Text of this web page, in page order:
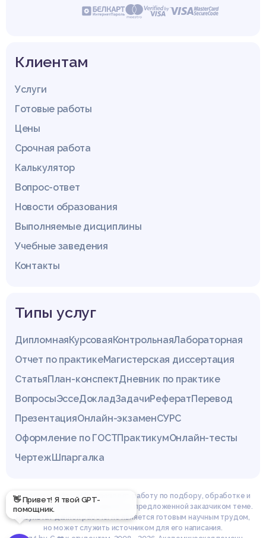
👋 Привет! Я твой GPT-
помощник.
Клиентам
Услуги
Готовые работы
Цены
Срочная работа
Калькулятор
Вопрос-ответ
Новости образования
Выполняемые дисциплины
Учебные заведения
Контакты
Типы услуг
ДипломнаяКурсоваяКонтрольнаяЛабораторная
Отчет по практикеМагистерская диссертация
СтатьяПлан-конспектДневник по практике
ВопросыЭссеДокладЗадачиРефератПеревод
ПрезентацияОнлайн-экзаменСУРС
Оформление по ГОСТПрактикумОнлайн-тесты
ЧертежШпаргалка
Эксперты сайта z4.by проводят работу по подбору, обработке и
структурированию материала по предложенной заказчиком теме.
Результат данной работы не является готовым научным трудом,
но может служить источником для его написания.